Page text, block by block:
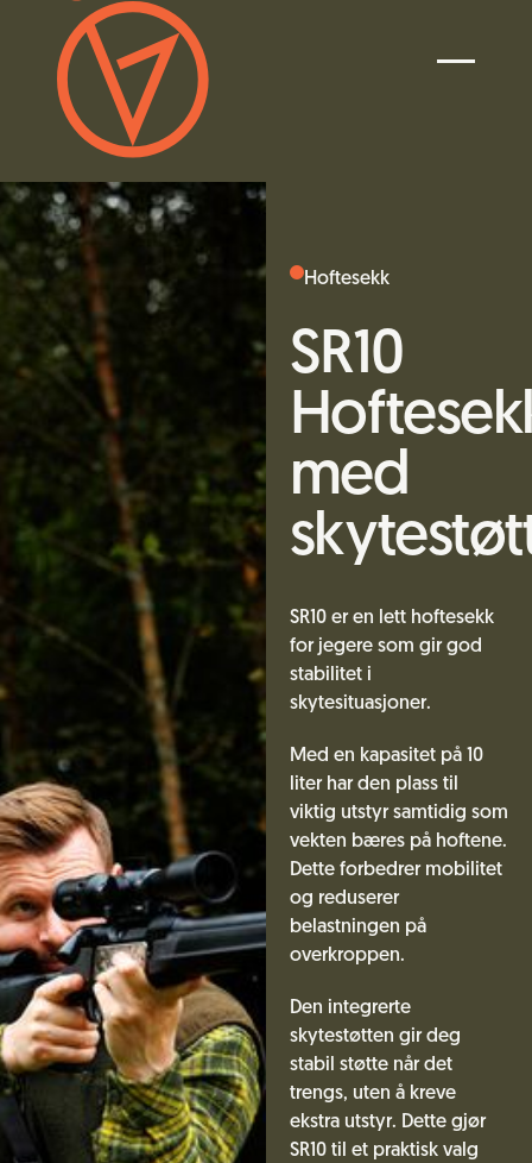
Hoftesekk
SR10
med
SR10 er en lett hoftesekk
for jegere som gir god
stabilitet i
skytesituasjoner.
Med en kapasitet på 10
liter har den plass til
viktig utstyr samtidig som
vekten bæres på hoftene.
Dette forbedrer mobilitet
og reduserer
belastningen på
overkroppen.
Den integrerte
skytestøtten gir deg
stabil støtte når det
trengs, uten å kreve
ekstra utstyr. Dette gjør
SR10 til et praktisk valg